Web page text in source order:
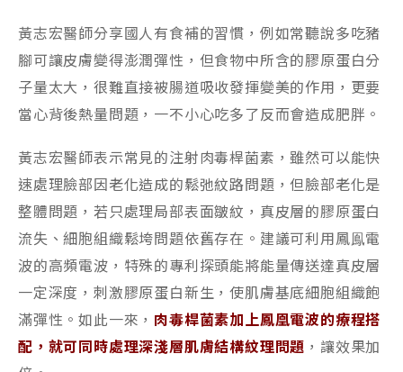
黃志宏醫師分享國人有食補的習慣，例如常聽說多吃豬
腳可讓皮膚變得澎潤彈性，但食物中所含的膠原蛋白分
子量太大，很難直接被腸道吸收發揮變美的作用，更要
當心背後熱量問題，一不小心吃多了反而會造成肥胖。
黃志宏醫師表示常見的注射肉毒桿菌素，雖然可以能快
速處理臉部因老化造成的鬆弛紋路問題，但臉部老化是
整體問題，若只處理局部表面皺紋，真皮層的膠原蛋白
流失、細胞組織鬆垮問題依舊存在。建議可利用鳳鳯電
波的高頻電波，特殊的專利探頭能將能量傳送達真皮層
一定深度，刺激膠原蛋白新生，使肌膚基底細胞組織飽
滿彈性。如此一來， 肉毒桿菌素加上鳳凰電波的療程搭
配，就可同時處理深淺層肌膚結構紋理問題 ，讓效果加